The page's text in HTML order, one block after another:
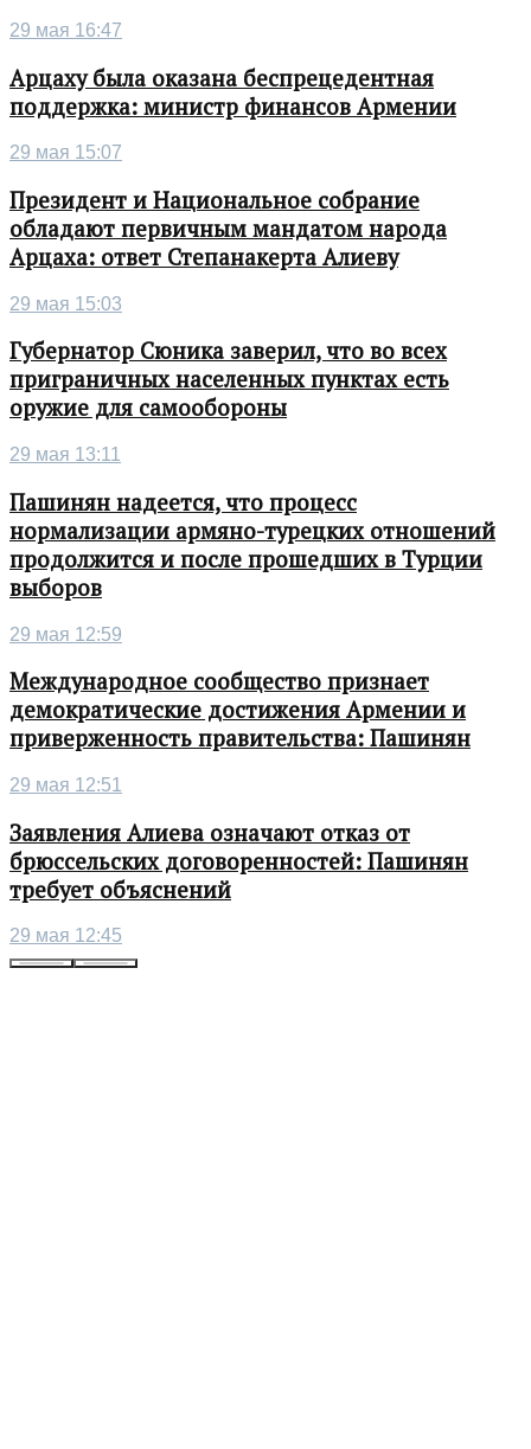
29 мая 16:47
Арцаху была оказана беспрецедентная
поддержка: министр финансов Армении
29 мая 15:07
Президент и Национальное собрание
обладают первичным мандатом народа
Арцаха: ответ Степанакерта Алиеву
29 мая 15:03
Губернатор Сюника заверил, что во всех
приграничных населенных пунктах есть
оружие для самообороны
29 мая 13:11
Пашинян надеется, что процесс
нормализации армяно-турецких отношений
продолжится и после прошедших в Турции
выборов
29 мая 12:59
Международное сообщество признает
демократические достижения Армении и
приверженность правительства: Пашинян
29 мая 12:51
Заявления Алиева означают отказ от
брюссельских договоренностей: Пашинян
требует объяснений
29 мая 12:45